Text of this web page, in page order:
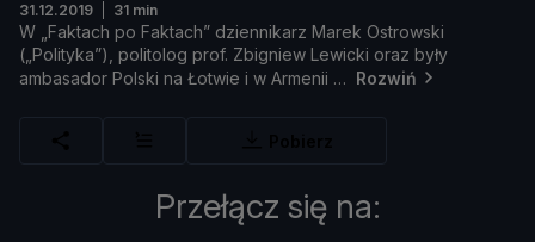
31.12.2019 31 min
W „ Faktach po Faktach” dziennikarz Marek Ostrowski
(„ Polityka”), politolog prof. Zbigniew Lewicki oraz były
ambasador Polski na Łotwie i w Armenii Rozwiń
Przełącz się na: